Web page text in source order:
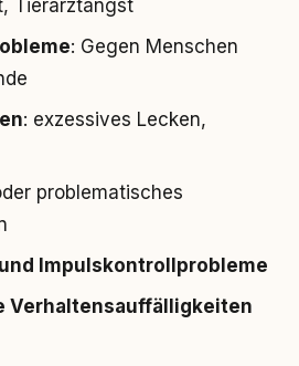
Tierarztangst
: Gegen Menschen
: exzessives Lecken,
problematisches
Impulskontrollprobleme
Verhaltensauffälligkeiten